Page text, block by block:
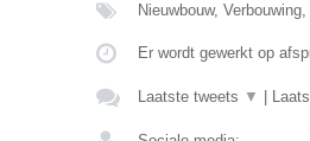
Nieuwbouw,
Er wordt gewerkt op
Laatste tweets ▼